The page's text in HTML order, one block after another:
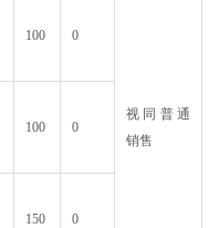
100 0
视同普通
销售
100 0
150 0